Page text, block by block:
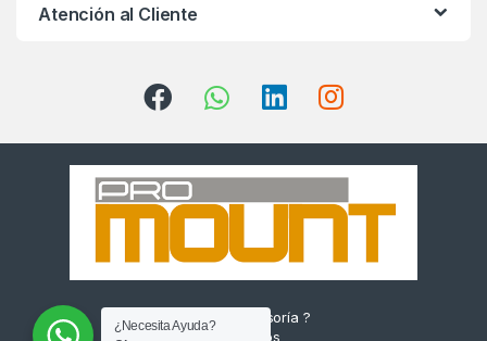
Atención al Cliente
¿Quieres Asesoría ?
Escríbenos
¿Necesita Ayuda?